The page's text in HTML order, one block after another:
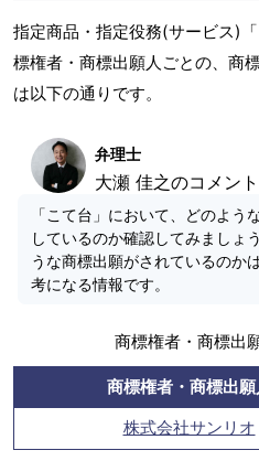
指定商品・指定役務(サービス)
標権者・商標出願人ごとの、商
は以下の通りです。
弁理士
大瀬 佳之のコメント
「こて台」において、どのよ
しているのか確認してみましょ
うな商標出願がされているのか
考になる情報です。
商標権者・商標出
商標権者・商標出願
株式会社サンリオ